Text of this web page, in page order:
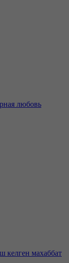
любовь
келген махаббат